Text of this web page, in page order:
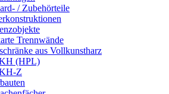
/ Zubehörteile
Trennwände
aus Vollkunstharz
(HPL)
Z